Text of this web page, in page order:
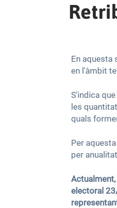
En aquesta
en l'àmbit
S'indica
les
quals
Per
per
electoral